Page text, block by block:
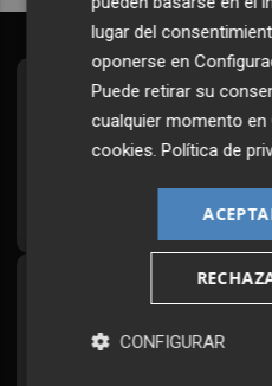
Todos los días a
Plaza Podcast,
lugar del
oponerse en
Puede retirar su
cualquier momento en
cookies.Política de
CONFIGURAR